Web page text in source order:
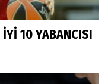
İYİ 10 YABANCISI